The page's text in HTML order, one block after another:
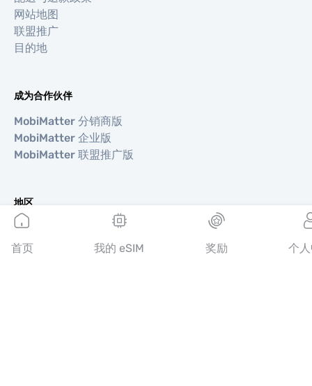
网站地图
联盟推广
目的地
成为合作伙伴
MobiMatter 分销商版
MobiMatter 企业版
MobiMatter 联盟推广版
地区
欧洲 eSIM
亚洲 eSIM
首页 我的 eSIM 奖励 个